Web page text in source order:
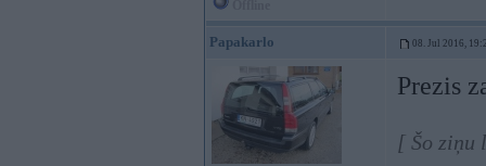
Papakarlo 08. Jul 2016,
Prezis
[ Šo ziņu